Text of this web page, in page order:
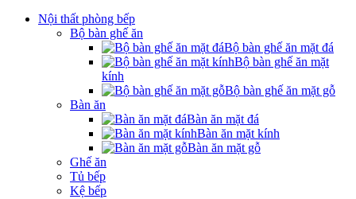
Nội thất phòng bếp
Bộ bàn ghế ăn
Bộ bàn ghế ăn mặt đá
Bộ bàn ghế ăn mặt
kính
Bộ bàn ghế ăn mặt gỗ
Bàn ăn
Bàn ăn mặt đá
Bàn ăn mặt kính
Bàn ăn mặt gỗ
Ghế ăn
Tủ bếp
Kệ bếp